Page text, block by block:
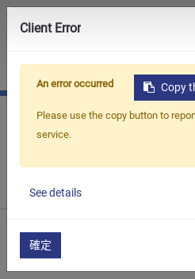
JP 簡中
Client Error
Copy
An error occurred
Please use the copy button to
service.
See details
確定